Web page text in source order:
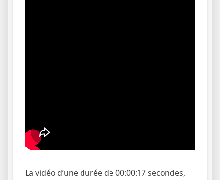
La vidéo d’une durée de 00:00:17 secondes,